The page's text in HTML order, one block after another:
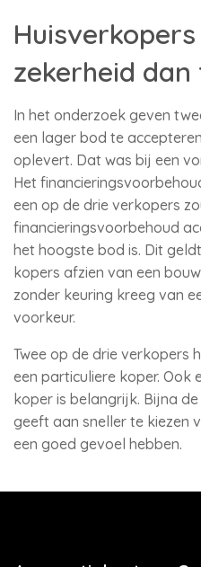
zekerheid
In het onderzoek geven
een lager bod te
oplevert. Dat was bij een
Het
een op de drie verkopers
financieringsvoorbehoud
het hoogste bod is. Dit
kopers afzien van een
zonder keuring kreeg van
voorkeur.
Twee op de drie verkopers
een particuliere koper. Ook
koper is belangrijk. Bijna
geeft aan sneller te kiezen
een goed gevoel hebben.